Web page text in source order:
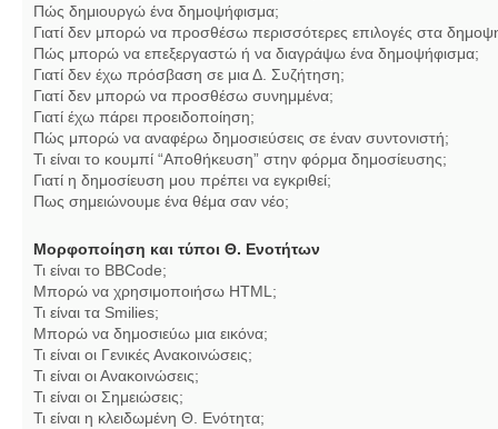
Πώς δημιουργώ ένα δημοψήφισμα;
Γιατί δεν μπορώ να προσθέσω περισσότερες επιλογές στα
Πώς μπορώ να επεξεργαστώ ή να διαγράψω ένα δημοψήφισμα;
Γιατί δεν έχω πρόσβαση σε μια Δ. Συζήτηση;
Γιατί δεν μπορώ να προσθέσω συνημμένα;
Γιατί έχω πάρει προειδοποίηση;
Πώς μπορώ να αναφέρω δημοσιεύσεις σε έναν συντονιστή;
Τι είναι το κουμπί “Αποθήκευση” στην φόρμα δημοσίευσης;
Γιατί η δημοσίευση μου πρέπει να εγκριθεί;
Πως σημειώνουμε ένα θέμα σαν νέο;
Μορφοποίηση και τύποι Θ. Ενοτήτων
Τι είναι το BBCode;
Μπορώ να χρησιμοποιήσω HTML;
Τι είναι τα Smilies;
Μπορώ να δημοσιεύω μια εικόνα;
Τι είναι οι Γενικές Ανακοινώσεις;
Τι είναι οι Ανακοινώσεις;
Τι είναι οι Σημειώσεις;
Τι είναι η κλειδωμένη Θ. Ενότητα;